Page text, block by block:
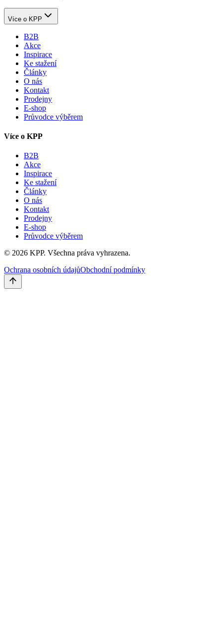
Více o KPP
B2B
Akce
Inspirace
Ke stažení
Články
O nás
Kontakt
Prodejny
E-shop
Průvodce výběrem
Více o KPP
B2B
Akce
Inspirace
Ke stažení
Články
O nás
Kontakt
Prodejny
E-shop
Průvodce výběrem
© 2026 KPP. Všechna práva vyhrazena.
Ochrana osobních údajůObchodní podmínky